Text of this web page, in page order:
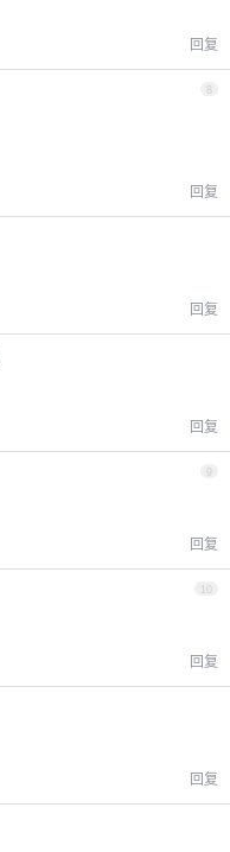
回复
回复
回复
回复
9
回复
10
回复
回复